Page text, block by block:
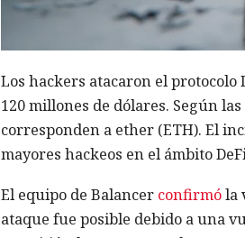
Los hackers atacaron el
120 millones de dólares. Según
corresponden a ether (ETH). El
mayores hackeos en el ámbito
El equipo de Balancer confirmóla
ataque fue posible debido a una